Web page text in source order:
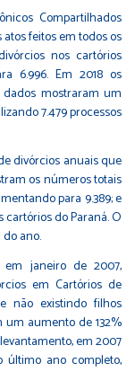
Compartilhados
feitos em todos os
nos cartórios
6.996. Em 2018 os
dados mostraram um
7.479 processos
divórcios anuais que
os números totais
para 9.389; e
cartórios do Paraná. O
ano.
em janeiro de 2007,
em Cartórios de
não existindo filhos
aumento de 132%
em 2007
último ano completo,